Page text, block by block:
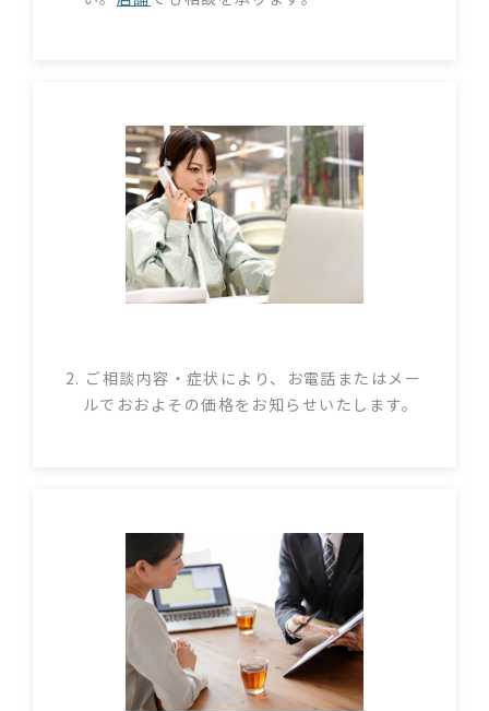
2. ご相談内容・症状により、お電話またはメー
ルでおおよその価格をお知らせいたします。